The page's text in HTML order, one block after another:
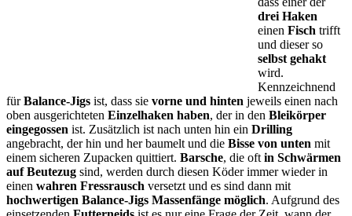
drei Haken
einen Fisch trifft
und dieser so
selbst gehakt
wird.
Kennzeichnend
fürBalance-Jigs ist, dass sie vorne und hinten jeweils einen nach
oben ausgerichteten Einzelhaken haben, der in den Bleikörper
eingegossen ist. Zusätzlich ist nach unten hin ein Drilling
angebracht, der hin und her baumelt und die Bisse von unten mit
einem sicheren Zupacken quittiert. Barsche, die oft in Schwärmen
auf Beutezug sind, werden durch diesen Köder immer wieder in
einen wahren Fressrausch versetzt und es sind dann mit
hochwertigen Balance-Jigs Massenfänge möglich. Aufgrund des